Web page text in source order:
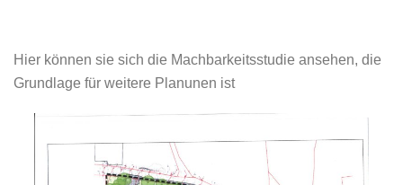
Hier können sie sich die Machbarkeitsstudie ansehen, die
Grundlage für weitere Planunen ist